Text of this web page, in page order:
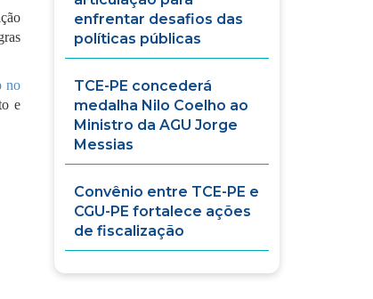
no
e
enfrentar desafios das
políticas públicas
TCE-PE concederá
medalha Nilo Coelho ao
Ministro da AGU Jorge
Messias
Convênio entre TCE-PE e
CGU-PE fortalece ações
de fiscalização